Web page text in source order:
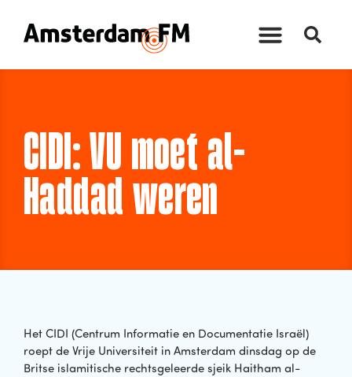
CIDI: VU moet al-
Haddad weren
Het CIDI (Centrum Informatie en Documentatie Israël)
roept de Vrije Universiteit in Amsterdam dinsdag op de
Britse islamitische rechtsgeleerde sjeik Haitham al-